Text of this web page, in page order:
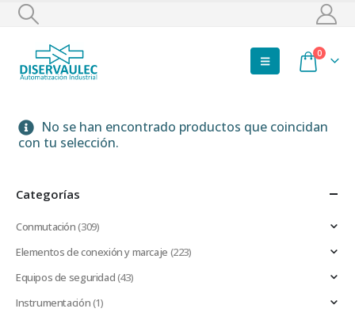
0
No se han encontrado productos que coincidan
con tu selección.
Categorías
Conmutación(309)
Elementos de conexión y marcaje (223)
Equipos de seguridad(43)
Instrumentación(1)